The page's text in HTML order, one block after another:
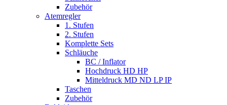
Zubehör
Atemregler
1. Stufen
2. Stufen
Komplette Sets
Schläuche
BC / Inflator
Hochdruck HD HP
Mitteldruck MD ND LP IP
Taschen
Zubehör